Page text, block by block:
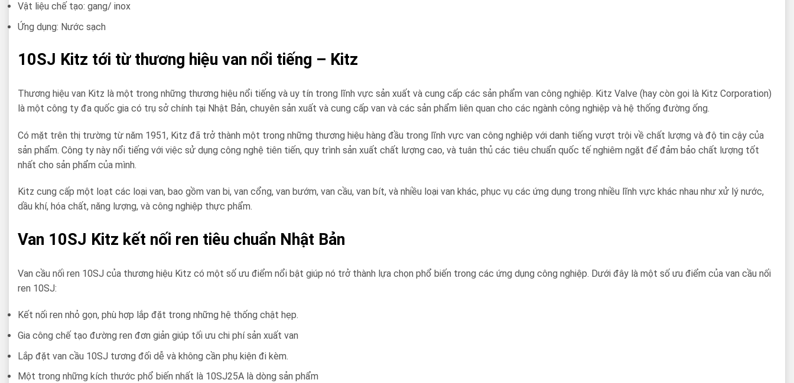
Vật liệu chế tạo: gang/ inox
Ứng dụng: Nước sạch
10SJ Kitz tới từ thương hiệu van nổi tiếng – Kitz
Thương hiệu van Kitz là một trong những thương hiệu nổi tiếng và uy tín trong lĩnh vực sản xuất và cung cấp các sản phẩm van công nghiệp. Kitz Valve (hay còn gọi là Kitz Corporation)
là một công ty đa quốc gia có trụ sở chính tại Nhật Bản, chuyên sản xuất và cung cấp van và các sản phẩm liên quan cho các ngành công nghiệp và hệ thống đường ống.
Có mặt trên thị trường từ năm 1951, Kitz đã trở thành một trong những thương hiệu hàng đầu trong lĩnh vực van công nghiệp với danh tiếng vượt trội về chất lượng và độ tin cậy của
sản phẩm. Công ty này nổi tiếng với việc sử dụng công nghệ tiên tiến, quy trình sản xuất chất lượng cao, và tuân thủ các tiêu chuẩn quốc tế nghiêm ngặt để đảm bảo chất lượng tốt
nhất cho sản phẩm của mình.
Kitz cung cấp một loạt các loại van, bao gồm van bi, van cổng, van bướm, van cầu, van bít, và nhiều loại van khác, phục vụ các ứng dụng trong nhiều lĩnh vực khác nhau như xử lý nước,
dầu khí, hóa chất, năng lượng, và công nghiệp thực phẩm.
Van 10SJ Kitz kết nối ren tiêu chuẩn Nhật Bản
Van cầu nối ren 10SJ của thương hiệu Kitz có một số ưu điểm nổi bật giúp nó trở thành lựa chọn phổ biến trong các ứng dụng công nghiệp. Dưới đây là một số ưu điểm của van cầu nối
ren 10SJ:
Kết nối ren nhỏ gọn, phù hợp lắp đặt trong những hệ thống chật hẹp.
Gia công chế tạo đường ren đơn giản giúp tối ưu chi phí sản xuất van
Lắp đặt van cầu 10SJ tương đối dễ và không cần phụ kiện đi kèm.
Một trong những kích thước phổ biến nhất là 10SJ25A là dòng sản phẩm